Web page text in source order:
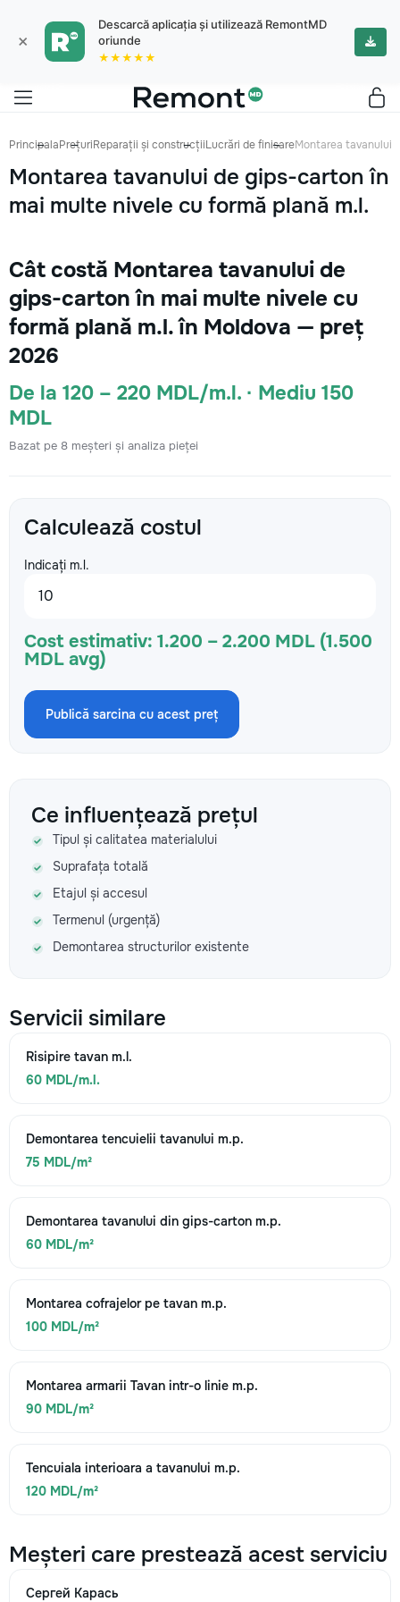
×
Descarcă aplicația și utilizează RemontMD
oriunde
★★★★★
PrincipalaPrețuriReparații și construcțiiLucrări de finisareMontarea tavanului
Montarea tavanului de gips-carton în
mai multe nivele cu formă plană m.l.
Cât costă Montarea tavanului de
gips-carton în mai multe nivele cu
formă plană m.l. în Moldova — preț
2026
De la 120 – 220 MDL/m.l. · Mediu 150
MDL
Bazat pe 8 meșteri și analiza pieței
Calculează costul
Indicați m.l.
Cost estimativ: 1.200 – 2.200 MDL (1.500
MDL avg)
Publică sarcina cu acest preț
Ce influențează prețul
Tipul și calitatea materialului
Suprafața totală
Etajul și accesul
Termenul (urgență)
Demontarea structurilor existente
Servicii similare
Risipire tavan m.l.
60 MDL/m.l.
Demontarea tencuielii tavanului m.p.
75 MDL/m²
Demontarea tavanului din gips-carton m.p.
60 MDL/m²
Montarea cofrajelor pe tavan m.p.
100 MDL/m²
Montarea armarii Tavan intr-o linie m.p.
90 MDL/m²
Tencuiala interioara a tavanului m.p.
120 MDL/m²
Meșteri care prestează acest serviciu
Сергей Карась